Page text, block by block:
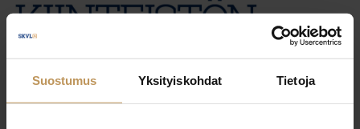
Suostumus Yksityiskohdat Tietoja